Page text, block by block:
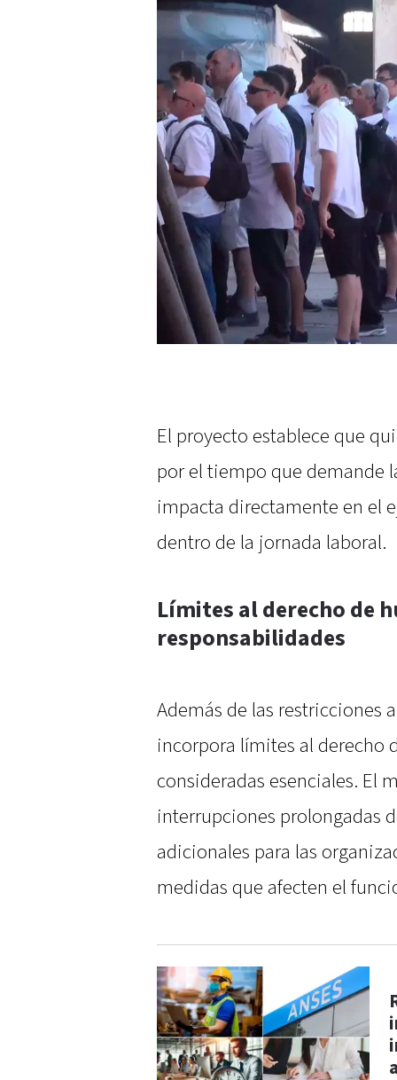
El proyecto establece que
por el tiempo que demande
impacta directamente en el
dentro de la jornada laboral.
Límites al derecho de
responsabilidades
Además de las restricciones
incorpora límites al derecho
consideradas esenciales. El
interrupciones prolongadas
adicionales para las
medidas que afecten el